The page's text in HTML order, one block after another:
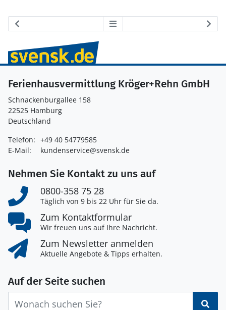
Ferienhausvermittlung Kröger+Rehn GmbH
Schnackenburgallee 158
22525 Hamburg
Deutschland
Telefon: +49 40 54779585
E-Mail:
kundenservice@svensk.de
Nehmen Sie Kontakt zu uns auf
0800-358 75 28
Täglich von 9 bis 22 Uhr für Sie da.
Zum Kontaktformular
Wir freuen uns auf Ihre Nachricht.
Zum Newsletter anmelden
Aktuelle Angebote & Tipps erhalten.
Auf der Seite suchen